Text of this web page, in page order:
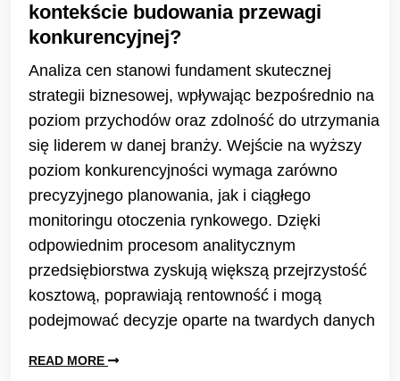
kontekście budowania przewagi
konkurencyjnej?
Analiza cen stanowi fundament skutecznej
strategii biznesowej, wpływając bezpośrednio na
poziom przychodów oraz zdolność do utrzymania
się liderem w danej branży. Wejście na wyższy
poziom konkurencyjności wymaga zarówno
precyzyjnego planowania, jak i ciągłego
monitoringu otoczenia rynkowego. Dzięki
odpowiednim procesom analitycznym
przedsiębiorstwa zyskują większą przejrzystość
kosztową, poprawiają rentowność i mogą
podejmować decyzje oparte na twardych danych
READ MORE